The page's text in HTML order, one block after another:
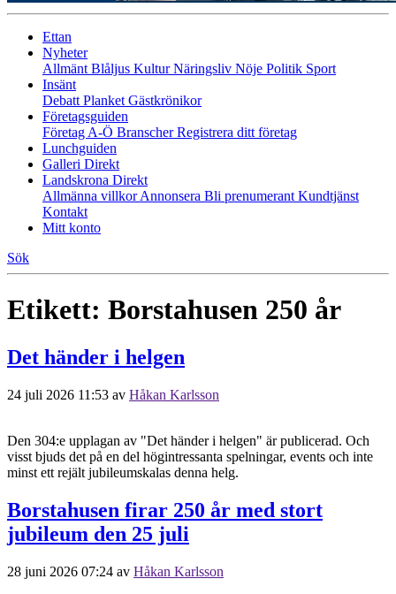
Ettan
Nyheter
Allmänt Blåljus KulturNäringsliv Nöje Politik Sport
Insänt
Debatt Planket Gästkrönikor
Företagsguiden
Företag A-Ö BranscherRegistrera ditt företag
Lunchguiden
Galleri Direkt
Landskrona Direkt
Allmänna villkorAnnonsera Bli prenumerant Kundtjänst
Kontakt
Mitt konto
Sök
Etikett: Borstahusen 250 år
Det händer i helgen
24 juli 2026 11:53 av Håkan Karlsson
Den 304:e upplagan av "Det händer i helgen" är publicerad. Och
visst bjuds det på en del högintressanta spelningar, events och inte
minst ett rejält jubileumskalas denna helg.
Borstahusen firar 250 år med stort
jubileum den 25 juli
28 juni 2026 07:24 av Håkan Karlsson